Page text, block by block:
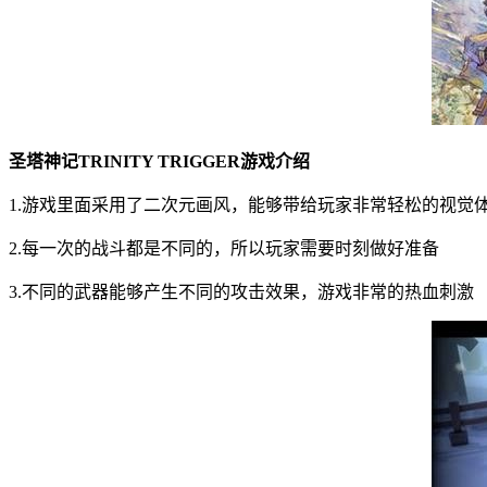
圣塔神记TRINITY TRIGGER游戏介绍
1.游戏里面采用了二次元画风，能够带给玩家非常轻松的视觉
2.每一次的战斗都是不同的，所以玩家需要时刻做好准备
3.不同的武器能够产生不同的攻击效果，游戏非常的热血刺激